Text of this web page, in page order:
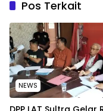
Pos Terkait
NEWS